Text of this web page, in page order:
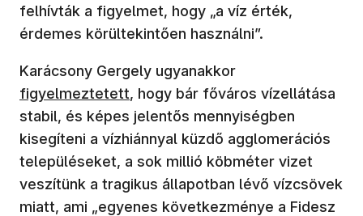
felhívták a figyelmet, hogy „a víz érték,
érdemes körültekintően használni”.
Karácsony Gergely ugyanakkor
figyelmeztetett, hogy bár főváros vízellátása
stabil, és képes jelentős mennyiségben
kisegíteni a vízhiánnyal küzdő agglomerációs
településeket, a sok millió köbméter vizet
veszítünk a tragikus állapotban lévő vízcsövek
miatt, ami „egyenes következménye a Fidesz